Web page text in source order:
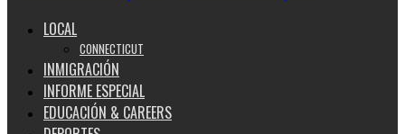
LOCAL
CONNECTICUT
INMIGRACIÓN
INFORME ESPECIAL
EDUCACIÓN & CAREERS